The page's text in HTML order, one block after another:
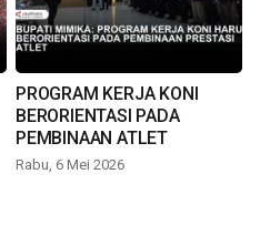
PROGRAM KERJA KONI
BERORIENTASI PADA
PEMBINAAN ATLET
Rabu, 6 Mei 2026